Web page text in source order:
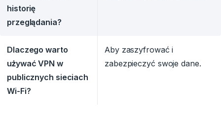
historię
przeglądania?
Dlaczego warto
używać VPN w
publicznych sieciach
Wi-Fi?
Aby zaszyfrować i
zabezpieczyć swoje dane.